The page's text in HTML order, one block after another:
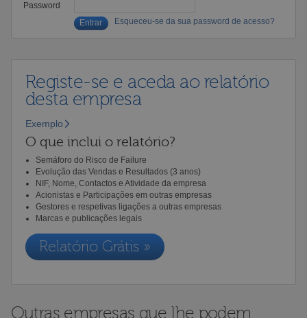
Password
Esqueceu-se da sua password de acesso?
Registe-se e aceda ao relatório
desta empresa
Exemplo
O que inclui o relatório?
Semáforo do Risco de Failure
Evolução das Vendas e Resultados (3 anos)
NIF, Nome, Contactos e Atividade da empresa
Acionistas e Participações em outras empresas
Gestores e respetivas ligações a outras empresas
Marcas e publicações legais
Relatório Grátis »
Outras empresas que lhe podem